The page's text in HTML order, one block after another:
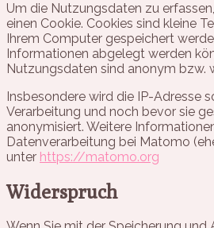
Um die Nutzungsdaten zu
einen Cookie. Cookies sind kleine
Ihrem Computer gespeichert
Informationen abgelegt werden
Nutzungsdaten sind anonym bzw.
Insbesondere wird die IP-Adresse
Verarbeitung und noch bevor sie
anonymisiert. Weitere
Datenverarbeitung bei Matomo
unter https://matomo.org
Widerspruch